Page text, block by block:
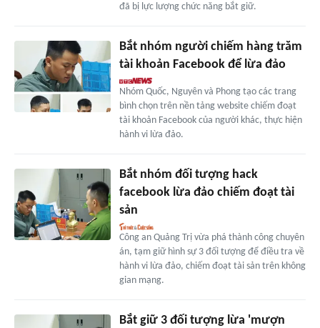
đã bị lực lượng chức năng bắt giữ.
Bắt nhóm người chiếm hàng trăm
tài khoản Facebook để lừa đảo
Nhóm Quốc, Nguyên và Phong tạo các trang
bình chọn trên nền tảng website chiếm đoạt
tài khoản Facebook của người khác, thực hiện
hành vi lừa đảo.
Bắt nhóm đối tượng hack
facebook lừa đảo chiếm đoạt tài
sản
Công an Quảng Trị vừa phá thành công chuyên
án, tạm giữ hình sự 3 đối tượng để điều tra về
hành vi lừa đảo, chiếm đoạt tài sản trên không
gian mạng.
Bắt giữ 3 đối tượng lừa 'mượn